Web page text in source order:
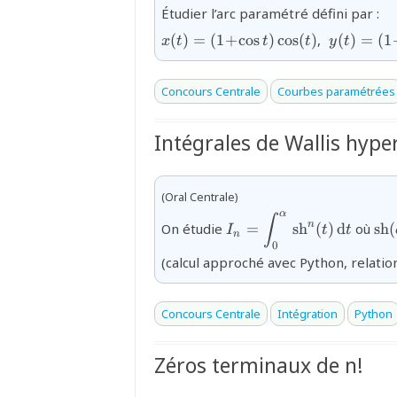
Étudier l’arc paramétré défini par :
x(t)=
(1\!+\!\cos
x(t) = (1+cost) cos(t), \;y(t)=
(1\!+\!\cos
y(t) = (1
Concours Centrale Courbes paramétrées
Intégrales de Wallis
(Oral Centrale)
On étudieIn = ∫0
α
shn(t)dt où sh(
(calcul approché avec Python,
Concours Centrale Intégration Python
Zéros terminaux de n!